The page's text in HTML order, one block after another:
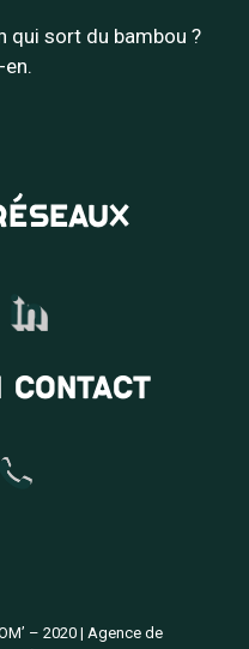
qui sort du bambou ?
CONTACT
– 2020 | Agence de